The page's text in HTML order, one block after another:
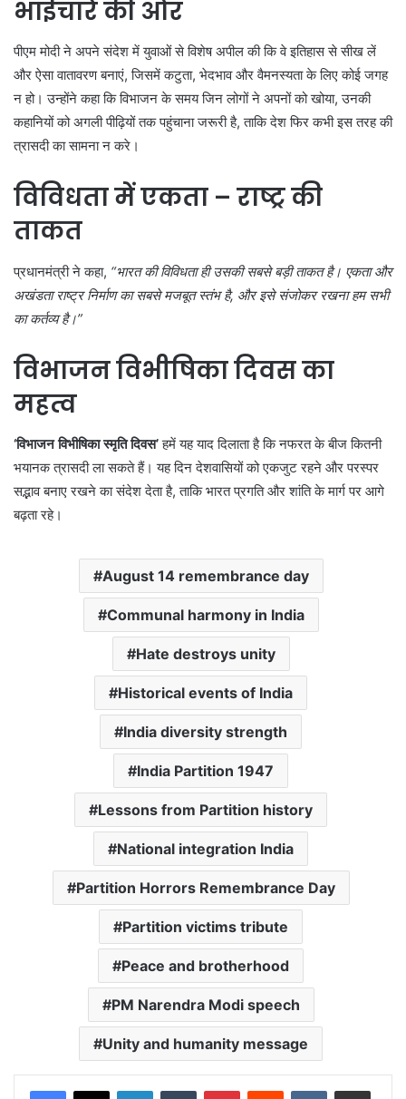
भाईचारे की ओर
पीएम मोदी ने अपने संदेश में युवाओं से विशेष अपील की कि वे इतिहास से सीख लें
और ऐसा वातावरण बनाएं, जिसमें कटुता, भेदभाव और वैमनस्यता के लिए कोई जगह
न हो। उन्होंने कहा कि विभाजन के समय जिन लोगों ने अपनों को खोया, उनकी
कहानियों को अगली पीढ़ियों तक पहुंचाना जरूरी है, ताकि देश फिर कभी इस तरह की
त्रासदी का सामना न करे।
विविधता में एकता – राष्ट्र की
ताकत
प्रधानमंत्री ने कहा, “भारत की विविधता ही उसकी सबसे बड़ी ताकत है। एकता और
अखंडता राष्ट्र निर्माण का सबसे मजबूत स्तंभ है, और इसे संजोकर रखना हम सभी
का कर्तव्य है।”
विभाजन विभीषिका दिवस का
महत्व
‘विभाजन विभीषिका स्मृति दिवस’हमें यह याद दिलाता है कि नफरत के बीज कितनी
भयानक त्रासदी ला सकते हैं। यह दिन देशवासियों को एकजुट रहने और परस्पर
सद्भाव बनाए रखने का संदेश देता है, ताकि भारत प्रगति और शांति के मार्ग पर आगे
बढ़ता रहे।
August 14 remembrance day
Communal harmony in India
Hate destroys unity
Historical events of India
India diversity strength
India Partition 1947
Lessons from Partition history
National integration India
Partition Horrors Remembrance Day
Partition victims tribute
Peace and brotherhood
PM Narendra Modi speech
Unity and humanity message
LinkedInTumblr PinterestReddit VKontakteShare via Email